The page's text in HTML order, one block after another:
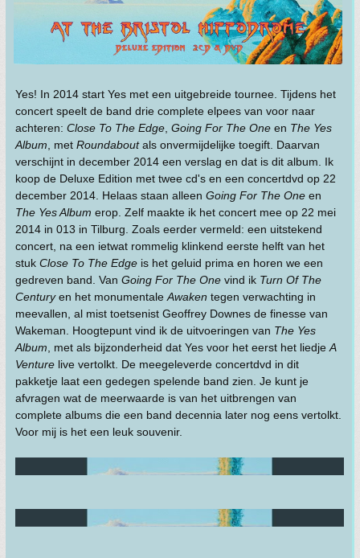
Yes! In 2014 start Yes met een uitgebreide tournee. Tijdens het
concert speelt de band drie complete elpees van voor naar
achteren: Close To The Edge Going For The One en The Yes
Album , met Roundaboutals onvermijdelijke toegift. Daarvan
verschijnt in december 2014 een verslag en dat is dit album. Ik
koop de Deluxe Edition met twee cd's en een concertdvd op 22
december 2014. Helaas staan alleen Going For The One en
The Yes Album erop. Zelf maakte ik het concert mee op 22 mei
2014 in 013 in Tilburg. Zoals eerder vermeld: een uitstekend
concert, na een ietwat rommelig klinkend eerste helft van het
stuk Close To The Edge is het geluid prima en horen we een
gedreven band. Van Going For The One vind ik Turn Of The
Centuryen het monumentale Awaken tegen verwachting in
meevallen, al mist toetsenist Geoffrey Downes de finesse van
Wakeman. Hoogtepunt vind ik de uitvoeringen van The Yes
Album , met als bijzonderheid dat Yes voor het eerst het liedje A
Venture live vertolkt. De meegeleverde concertdvd in dit
pakketje laat een gedegen spelende band zien. Je kunt je
afvragen wat de meerwaarde is van het uitbrengen van
complete albums die een band decennia later nog eens vertolkt.
Voor mij is het een leuk souvenir.